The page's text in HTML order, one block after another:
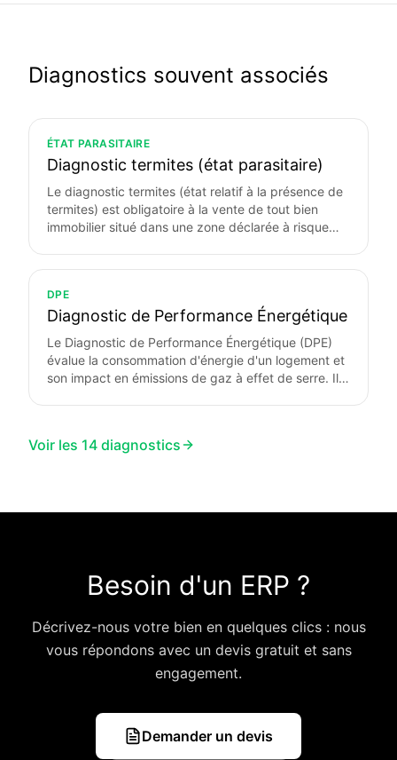
Diagnostics souvent associés
ÉTAT PARASITAIRE
Diagnostic termites (état parasitaire)
Le diagnostic termites (état relatif à la présence de
termites) est obligatoire à la vente de tout bien
immobilier situé dans une zone déclarée à risque
mois.
DPE
Diagnostic de Performance Énergétique
Le Diagnostic de Performance Énergétique (DPE)
évalue la consommation d'énergie d'un logement et
son impact en émissions de gaz à effet de serre. Il
désormais opposable au propriétaire.
Voir les 14 diagnostics
Besoin d'un ERP ?
Décrivez-nous votre bien en quelques clics : nous
vous répondons avec un devis gratuit et sans
engagement.
Demander un devis